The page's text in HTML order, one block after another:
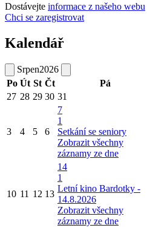
Dostávejte informace z našeho webu
Chci se zaregistrovat
Kalendář
Srpen2026
Po Út St Čt Pá
27 28 29 30 31
3 4 5 6
7
1
Setkání se seniory
Zobrazit všechny
záznamy ze dne
10 11 12 13
14
1
Letní kino Bardotky -
14.8.2026
Zobrazit všechny
záznamy ze dne